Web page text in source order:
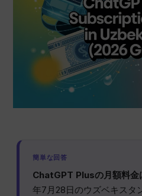
簡単な回答
ChatGPT Plusの月額料
年7月28日のウズベキスタ